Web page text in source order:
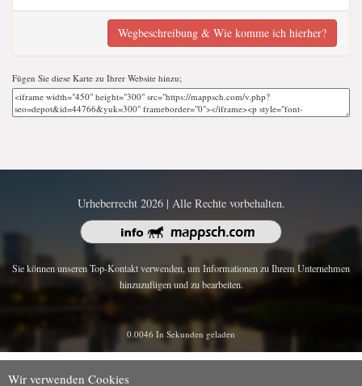
Wegbeschreibung & Wie komme ich hierher?
Fügen Sie diese Karte zu Ihrer Website hinzu;
Urheberrecht 2026 | Alle Rechte vorbehalten.
Sie können unseren Top-Kontakt verwenden, um Informationen zu Ihrem Unternehmen
hinzuzufügen und zu bearbeiten.
0.0046 In Sekunden geladen
Wir verwenden Cookies